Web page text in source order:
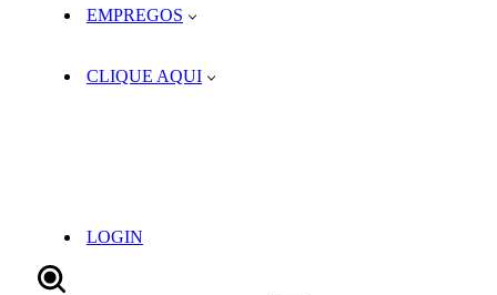
EMPREGOS
CLIQUE AQUI
LOGIN